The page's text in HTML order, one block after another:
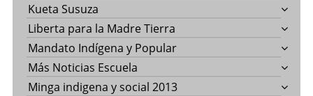
Kueta Susuza
Liberta para la Madre Tierra
Mandato Indígena y Popular
Más Noticias Escuela
Minga indigena y social 2013